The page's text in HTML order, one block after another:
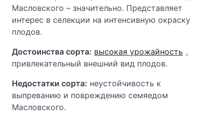
Масловского – значительно. Представляет
интерес в селекции на интенсивную окраску
плодов.
Достоинства сорта: высокая урожайность ,
привлекательный внешний вид плодов.
Недостатки сорта: неустойчивость к
выпреванию и повреждению семяедом
Масловского.